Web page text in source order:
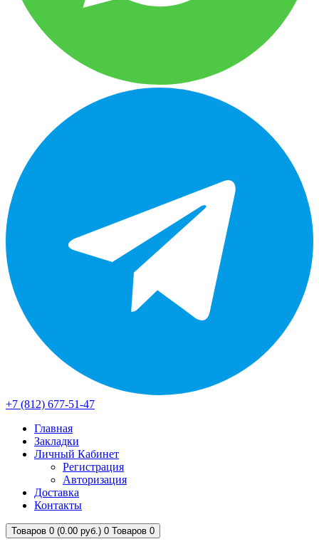
+7 (812) 677-51-47
Главная
Закладки
Личный Кабинет
Регистрация
Авторизация
Доставка
Контакты
Товаров 0 (0.00 руб.) 0 Товаров 0